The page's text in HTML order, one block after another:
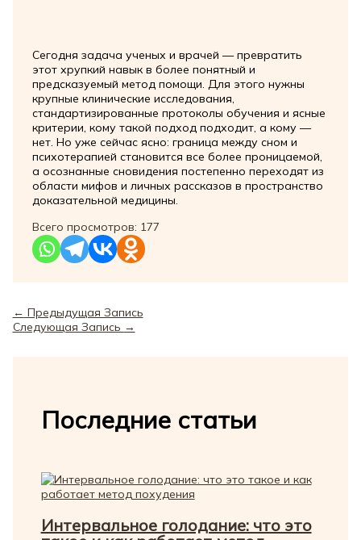
Сегодня задача ученых и врачей — превратить
этот хрупкий навык в более понятный и
предсказуемый метод помощи. Для этого нужны
крупные клинические исследования,
стандартизированные протоколы обучения и ясные
критерии, кому такой подход подходит, а кому —
нет. Но уже сейчас ясно: граница между сном и
психотерапией становится все более проницаемой,
а осознанные сновидения постепенно переходят из
области мифов и личных рассказов в пространство
доказательной медицины.
Всего просмотров: 177
← Предыдущая Запись
Следующая Запись →
Последние статьи
Интервальное голодание: что это